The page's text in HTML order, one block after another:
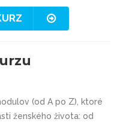
(od A po Z), ktoré
ženského života: od